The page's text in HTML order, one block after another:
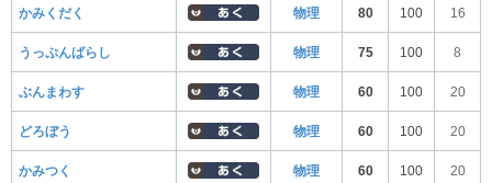
かみくだく 物理 80 100 16
うっぷんばらし 物理 75 100 8
ぶんまわす 物理 60 100 20
どろぼう 物理 60 100 20
かみつく 物理 60 100 20